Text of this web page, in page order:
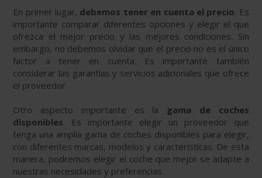
En primer lugar, debemos tener en cuenta el precio. Es
importante comparar diferentes opciones y elegir el que
ofrezca el mejor precio y las mejores condiciones. Sin
embargo, no debemos olvidar que el precio no es el único
factor a tener en cuenta. Es importante también
considerar las garantías y servicios adicionales que ofrece
el proveedor.
Otro aspecto importante es la gama de coches
disponibles. Es importante elegir un proveedor que
tenga una amplia gama de coches disponibles para elegir,
con diferentes marcas, modelos y características. De esta
manera, podremos elegir el coche que mejor se adapte a
nuestras necesidades y preferencias.